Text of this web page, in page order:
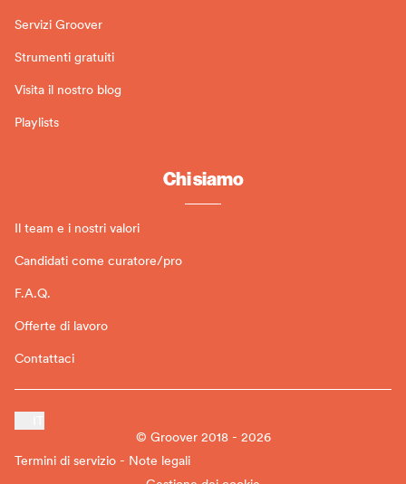
Servizi Groover
Strumenti gratuiti
Visita il nostro blog
Playlists
Chi siamo
Il team e i nostri valori
Candidati come curatore/pro
F.A.Q.
Offerte di lavoro
Contattaci
© Groover 2018 - 2026
Termini di servizio - Note legali